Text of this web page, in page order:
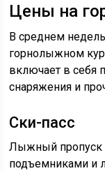
Цены на
В среднем
горнолыжном
включает в себя
снаряжения и
Ски-пасс
Лыжный пропуск
подъемниками и